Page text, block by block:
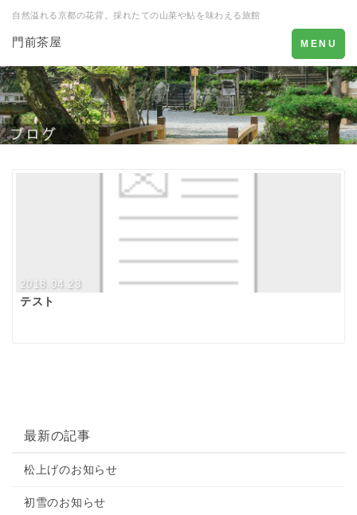
自然溢れる京都の花背。採れたての山菜や鮎を味わえる旅館
門前茶屋
Toggle
navigation
MENU
2018.04.23
テスト
最新の記事
松上げのお知らせ
初雪のお知らせ